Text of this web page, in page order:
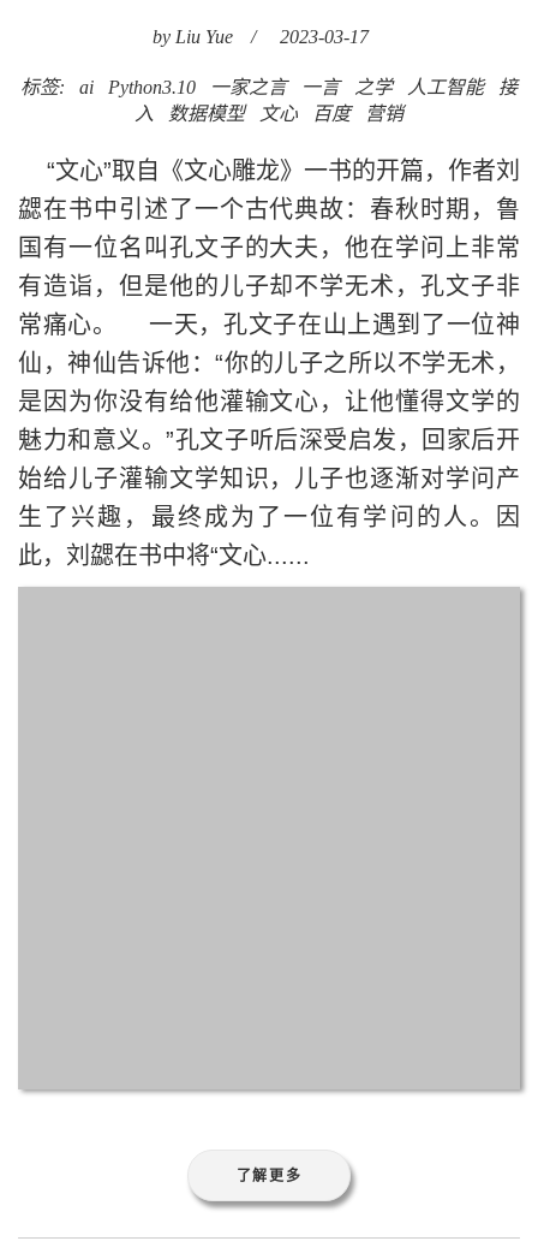
by Liu Yue / 2023-03-17
标签: ai Python3.10 一家之言 一言 之学 人工智能
接
入
数据模型 文心 百度 营销
“文心”取自《文心雕龙》一书的开篇，作者刘
勰在书中引述了一个古代典故：春秋时期，鲁
国有一位名叫孔文子的大夫，他在学问上非常
有造诣，但是他的儿子却不学无术，孔文子非
常痛心。 一天，孔文子在山上遇到了一位神
仙，神仙告诉他：“你的儿子之所以不学无术，
是因为你没有给他灌输文心，让他懂得文学的
魅力和意义。”孔文子听后深受启发，回家后开
始给儿子灌输文学知识，儿子也逐渐对学问产
生了兴趣，最终成为了一位有学问的人。因
此，刘勰在书中将“文心......
了解更多